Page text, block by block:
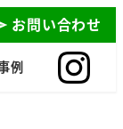
お問い合わせ
例